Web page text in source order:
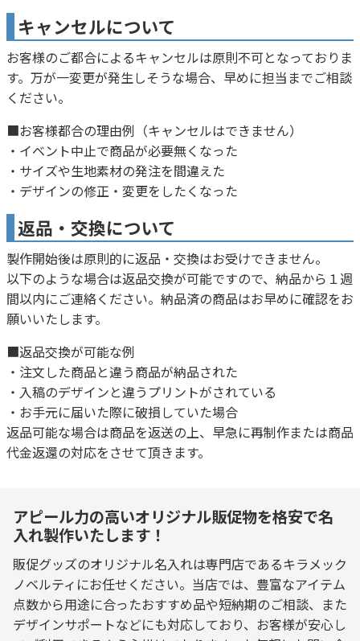
キャンセルについて
お客様のご都合によるキャンセルは原則不可となっておりま
す。万が一変更が発生しそうな場合、早めに担当までご相談
ください。
■お客様都合の理由例（キャンセルはできません）
・イベント中止で商品が必要無くなった
・サイズや生地素材の発注を間違えた
・デザインの修正・変更をしたくなった
返品・交換について
製作開始後は原則的に返品・交換はお受けできません。
以下のような場合は返品交換が可能ですので、納品から１週
間以内にご連絡ください。納品済の商品はお早めに確認をお
願いいたします。
■返品交換が可能な例
・注文した商品と違う商品が納品された
・入稿のデザインと違うプリントがされている
・お手元に届いた際に破損していた場合
返品可能な場合は商品を返送の上、早急に再制作または商品
代金返還の対応をさせて頂きます。
アピール力の高いオリジナル販促物を格安で名
入れ製作いたします！
販促グッズのオリジナル名入れは専門店であるキラメック
ノベルティにお任せください。当店では、豊富なアイテム
点数から用途に合ったおすすめ品や短納期のご相談、また
デザインサポートなどにも対応しており、お客様が安心し